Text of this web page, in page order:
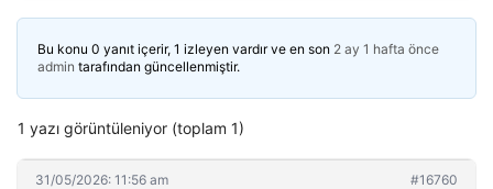
Bu konu 0 yanıt içerir, 1 izleyen vardır ve en son 2 ay 1 hafta önce
admin tarafından güncellenmiştir.
1 yazı görüntüleniyor (toplam 1)
31/05/2026: 11:56 am #16760